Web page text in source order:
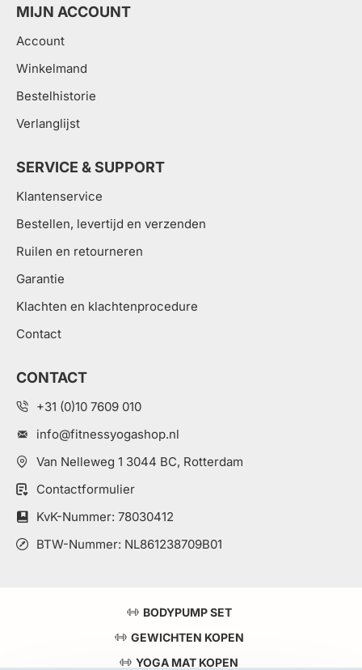
MIJN ACCOUNT
Account
Winkelmand
Bestelhistorie
Verlanglijst
SERVICE & SUPPORT
Klantenservice
Bestellen, levertijd en verzenden
Ruilen en retourneren
Garantie
Klachten en klachtenprocedure
Contact
CONTACT
+31 (0)10 7609 010
info@fitnessyogashop.nl
Van Nelleweg 1 3044 BC, Rotterdam
Contactformulier
KvK-Nummer: 78030412
BTW-Nummer: NL861238709B01
BODYPUMP SET
GEWICHTEN KOPEN
YOGA MAT KOPEN